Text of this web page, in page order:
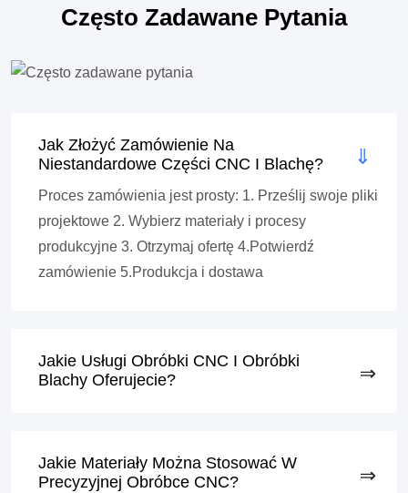
Często Zadawane Pytania
Jak Złożyć Zamówienie Na
Niestandardowe Części CNC I Blachę?
Proces zamówienia jest prosty: 1. Prześlij swoje pliki
projektowe 2. Wybierz materiały i procesy
produkcyjne 3. Otrzymaj ofertę 4.Potwierdź
zamówienie 5.Produkcja i dostawa
Jakie Usługi Obróbki CNC I Obróbki
Blachy Oferujecie?
Jakie Materiały Można Stosować W
Precyzyjnej Obróbce CNC?